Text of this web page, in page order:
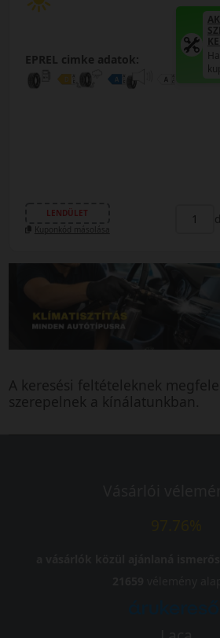
EPREL cimke adatok:
LENDÜLET
Kuponkód másolása
A keresési feltételeknek
szerepelnek a kínálatunkban.